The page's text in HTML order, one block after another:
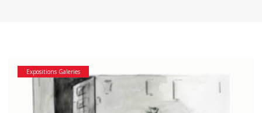
Expositions Galeries